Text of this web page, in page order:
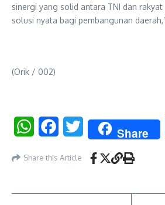
sinergi yang solid antara TNI dan
solusi nyata bagi pembangunan
(Orik / 002)
WhatsAppFacebookTwitter Share
Share this Article